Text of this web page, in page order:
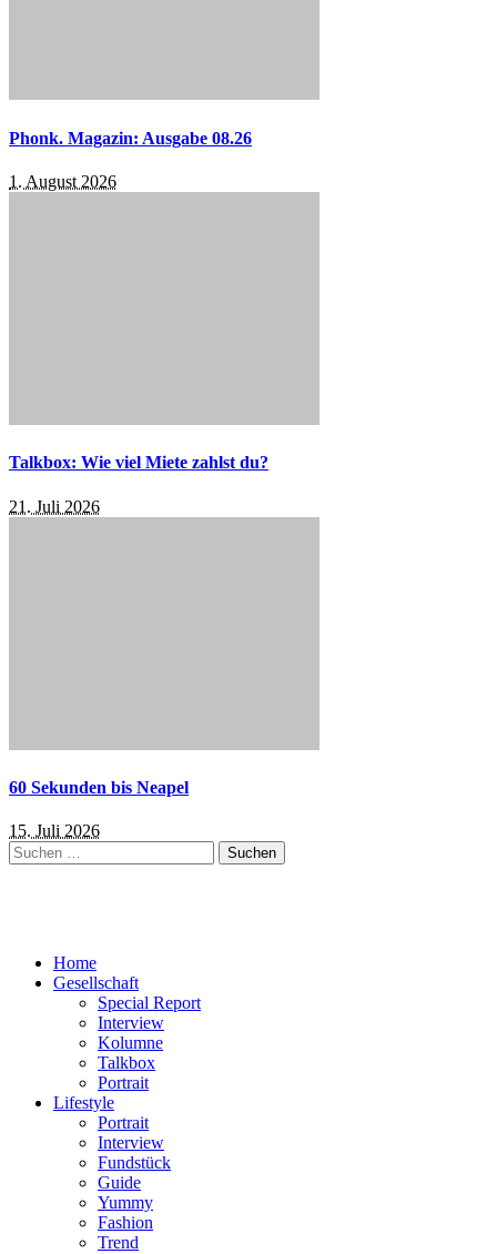
Phonk. Magazin: Ausgabe 08.26
1. August 2026
Talkbox: Wie viel Miete zahlst du?
21. Juli 2026
60 Sekunden bis Neapel
15. Juli 2026
Suchen
nach:
Home
Gesellschaft
Special Report
Interview
Kolumne
Talkbox
Portrait
Lifestyle
Portrait
Interview
Fundstück
Guide
Yummy
Fashion
Trend